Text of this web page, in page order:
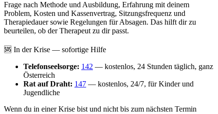
Frage nach Methode und Ausbildung, Erfahrung mit deinem
Problem, Kosten und Kassenvertrag, Sitzungsfrequenz und
Therapiedauer sowie Regelungen für Absagen. Das hilft dir zu
beurteilen, ob der Therapeut zu dir passt.
🆘 In der Krise — sofortige Hilfe
Telefonseelsorge: 142 — kostenlos, 24 Stunden täglich, ganz
Österreich
Rat auf Draht: 147 — kostenlos, 24/7, für Kinder und
Jugendliche
Wenn du in einer Krise bist und nicht bis zum nächsten Termin